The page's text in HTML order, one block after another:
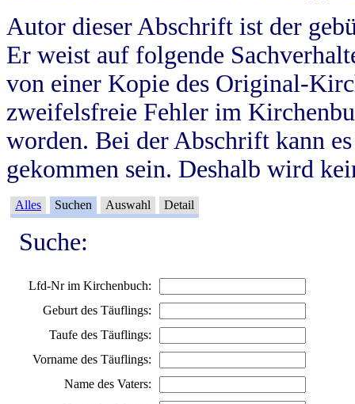
Autor dieser Abschrift ist der
Er weist auf folgende
von einer Kopie des Original-
zweifelsfreie Fehler im
worden. Bei der Abschrift kann
gekommen sein. Deshalb wird
Alles Suchen Auswahl Detail
Suche:
Lfd-Nr im Kirchenbuch:
Geburt des Täuflings:
Taufe des Täuflings:
Vorname des Täuflings:
Name des Vaters: